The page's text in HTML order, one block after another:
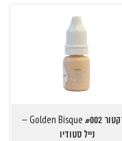
קורקטור Golden Bisque #002 –
נייל סטודיו